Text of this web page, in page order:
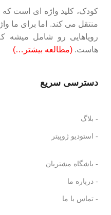
کودک، کلید واژه ای است
منتقل می کند. اما برای ما
هاست. (مطالعه بیشتر…)
دسترسی سریع
- بلاگ
- استودیو ژوپیتر
- باشگاه مشتریان
- درباره ما
- تماس با ما